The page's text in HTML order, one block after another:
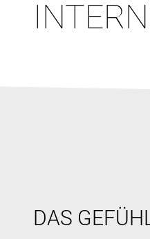
DAS